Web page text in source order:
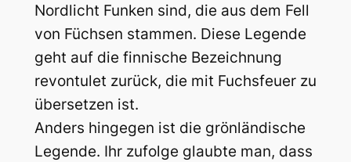
Nordlicht Funken sind, die aus dem Fell
von Füchsen stammen. Diese Legende
geht auf die finnische Bezeichnung
revontulet zurück, die mit Fuchsfeuer zu
übersetzen ist.
Anders hingegen ist die grönländische
Legende. Ihr zufolge glaubte man, dass